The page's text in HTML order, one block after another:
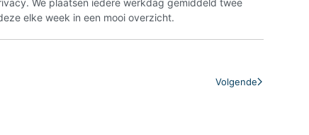
We plaatsen iedere werkdag gemiddeld twee
elke week in een mooi overzicht.
Volgende